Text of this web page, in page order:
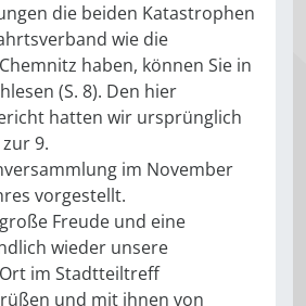
die beiden Katastrophen
wie die
haben, können Sie in
(S. 8). Den hier
hatten wir ursprünglich
9.
im November
vorgestellt.
Freude und eine
wieder unsere
im Stadtteiltreff
und mit ihnen von